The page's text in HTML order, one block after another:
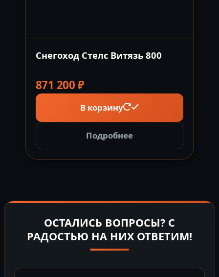
Снегоход Стелс Витязь 800
871 200₽
В корзину
Подробнее
ОСТАЛИСЬ ВОПРОСЫ? С
РАДОСТЬЮ НА НИХ ОТВЕТИМ!